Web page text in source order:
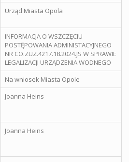
Urząd Miasta Opola
INFORMACJA O WSZCZĘCIU
POSTĘPOWANIA ADMINISTACYJNEGO
NR CO.ZUZ.4217.18.2024.JS W SPRAWIE
LEGALIZACJI URZĄDZENIA WODNEGO
Na wniosek Miasta Opole
Joanna Heins
Joanna Heins